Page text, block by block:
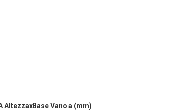
AltezzaxBase Vano a (mm)